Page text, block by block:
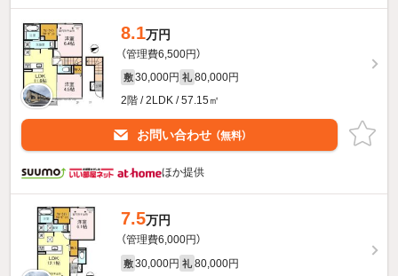
8.1万円
（管理費6,500円）
敷 30,000円 礼 80,000円
2階 / 2LDK / 57.15㎡
お問い合わせ （無料）
ほか提供
7.5万円
（管理費6,000円）
敷 30,000円 礼 80,000円